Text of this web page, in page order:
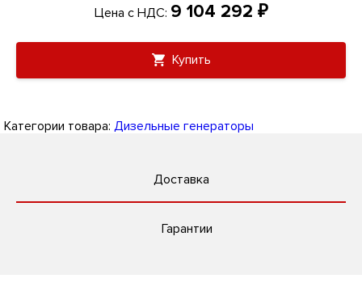
Цена с НДС: 9 104 292 ₽
Купить
Категории товара: Дизельные генераторы
Доставка
Гарантии